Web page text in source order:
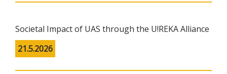
Societal Impact of UAS through the U!REKA Alliance
21.5.2026